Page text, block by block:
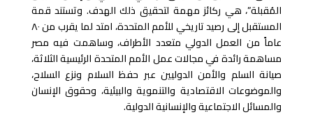
المُقبلة”، هي ركائز مهمة لتحقيق ذلك الهدف. وتستند قمة
المستقبل إلى رصيد تاريخي للأمم المتحدة، امتد لما يقرب من ٨٠
عاماً من العمل الدولي متعدد الأطراف، وساهمت فيه مصر
مساهمة رائدة في مجالات عمل الأمم المتحدة الرئيسية الثلاثة،
صيانة السلم والأمن الدوليين عبر حفظ السلام ونزع السلاح،
والموضوعات الاقتصادية والتنموية والبيئية، وحقوق الإنسان
والمسائل الاجتماعية والإنسانية الدولية.